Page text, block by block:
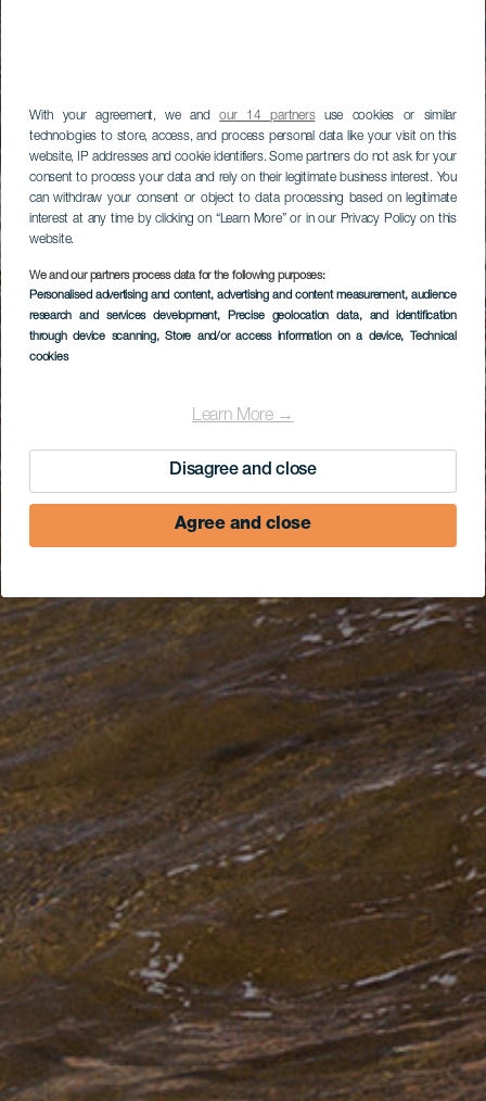
With your agreement, we andour 14 partnersuse cookies or similar
technologies to store, access, and process personal data like your visit on this
website, IP addresses and cookie identifiers. Some partners do not ask for your
consent to process your data and rely on their legitimate business interest. You
can withdraw your consent or object to data processing based on legitimate
interest at any time by clicking on “Learn More” or in our Privacy Policy on this
website.
We and our partners process data for the following purposes:
Personalised advertising and content, advertising and content measurement, audience
research and services development, Precise geolocation data, and identification
through device scanning, Store and/or access information on a device, Technical
cookies
Learn More →
Disagree and close
Agree and close